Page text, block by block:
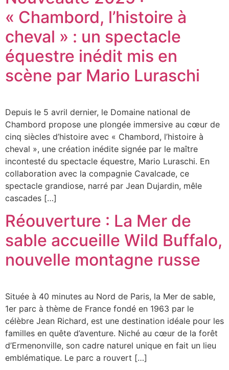
« Chambord, l’histoire à
cheval » : un spectacle
équestre inédit mis en
scène par Mario Luraschi
Depuis le 5 avril dernier, le Domaine national de
Chambord propose une plongée immersive au cœur de
cinq siècles d’histoire avec « Chambord, l’histoire à
cheval », une création inédite signée par le maître
incontesté du spectacle équestre, Mario Luraschi. En
collaboration avec la compagnie Cavalcade, ce
spectacle grandiose, narré par Jean Dujardin, mêle
cascades […]
Réouverture : La Mer de
sable accueille Wild Buffalo,
nouvelle montagne russe
Située à 40 minutes au Nord de Paris, la Mer de sable,
1er parc à thème de France fondé en 1963 par le
célèbre Jean Richard, est une destination idéale pour les
familles en quête d’aventure. Niché au cœur de la forêt
d’Ermenonville, son cadre naturel unique en fait un lieu
emblématique. Le parc a rouvert […]